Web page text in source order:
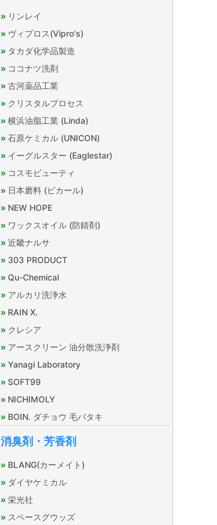
リンレイ
ヴィプロス(Vipro's)
タカダ化学品製造
ココナツ洗剤
古河薬品工業
クリスタルプロセス
横浜油脂工業 (Linda)
石原ケミカル (UNICON)
イーグルスター (Eaglestar)
コスモビューティ
日本磨料 (ピカール)
NEW HOPE
ワックスオイル (防錆剤)
近畿ナルサ
303 PRODUCT
Qu-Chemical
アルカリ洗浄水
RAIN X.
クレシア
アースクリーン 油分散洗浄剤
Yanagi Laboratory
SOFT99
NICHIMOLY
BOIN. ダチョウ 毛バタキ
消臭剤・芳香剤
BLANG(カーメイト)
ダイヤケミカル
栄光社
スペースグウッズ